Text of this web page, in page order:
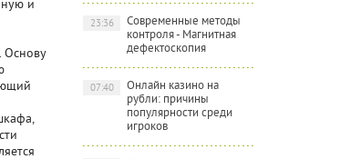
и
Основу
Современные методы
контроля - Магнитная
дефектоскопия
23:36
Онлайн казино на
рубли: причины
популярности среди
игроков
07:40